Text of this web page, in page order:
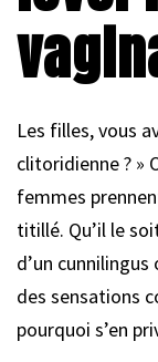
Les filles, vous
clitoridienne ? »
femmes
titillé. Qu’il le
d’un cunnilingus
des sensations
pourquoi s’en